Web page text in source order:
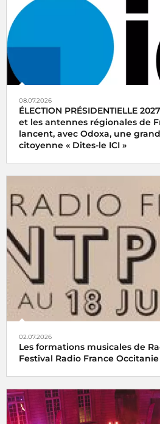
08.07.2026
ÉLECTION PRÉSIDENTIELLE
et les antennes régionales de
lancent, avec Odoxa, une
citoyenne « Dites-le ICI »
02.07.2026
Les formations musicales de
Festival Radio France